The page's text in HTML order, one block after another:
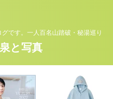
です。一人百名山踏破・秘湯巡り
と写真